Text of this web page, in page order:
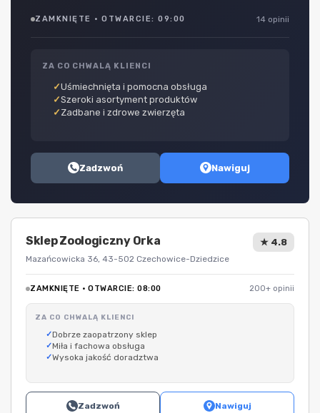
ZAMKNIĘTE · OTWARCIE: 09:00 14 opinii
ZA CO CHWALĄ KLIENCI
Uśmiechnięta i pomocna obsługa
Szeroki asortyment produktów
Zadbane i zdrowe zwierzęta
Zadzwoń Nawiguj
Sklep Zoologiczny Orka
Mazańcowicka 36, 43-502 Czechowice-Dziedzice
★ 4.8
ZAMKNIĘTE · OTWARCIE: 08:00 200+ opinii
ZA CO CHWALĄ KLIENCI
Dobrze zaopatrzony sklep
Miła i fachowa obsługa
Wysoka jakość doradztwa
Zadzwoń Nawiguj